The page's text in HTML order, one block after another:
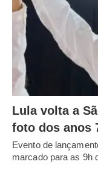
Lula volta a
foto dos anos
Evento de
marcado para as 9h